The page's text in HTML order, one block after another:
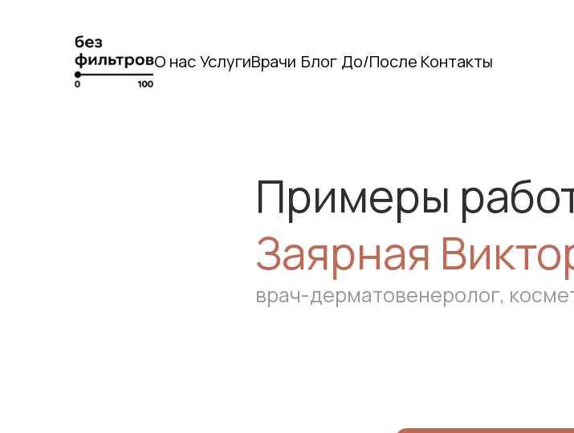
О насУслугиВрачи Блог До/После Контакты
Примеры
Заярная
врач-дерматовенеролог,